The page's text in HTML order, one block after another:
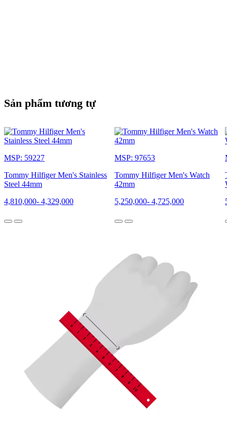
Sản phẩm tương tự
MSP: 59227
Tommy Hilfiger Men's Stainless
Steel 44mm
4,810,000- 4,329,000
MSP: 97653
Tommy Hilfiger Men's Watch
42mm
5,250,000- 4,725,000